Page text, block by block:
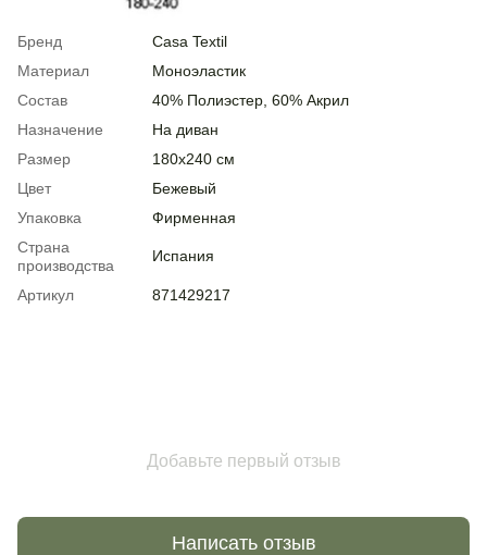
Бренд
Casa Textil
Материал
Моноэластик
Состав
40% Полиэстер, 60% Акрил
Назначение
На диван
Размер
180х240 см
Цвет
Бежевый
Упаковка
Фирменная
Страна
производства
Испания
Артикул 871429217
Добавьте первый отзыв
Написать отзыв